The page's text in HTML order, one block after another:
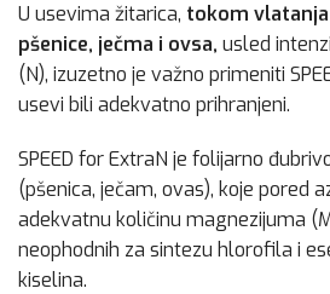
U usevima žitarica, tokom
pšenice, ječma i ovsa, usled
(N), izuzetno je važno primeniti
usevi bili adekvatno prihranjeni.
SPEED for ExtraN je folijarno
(pšenica, ječam, ovas), koje pored
adekvatnu količinu magnezijuma
neophodnih za sintezu hlorofila i
kiselina.